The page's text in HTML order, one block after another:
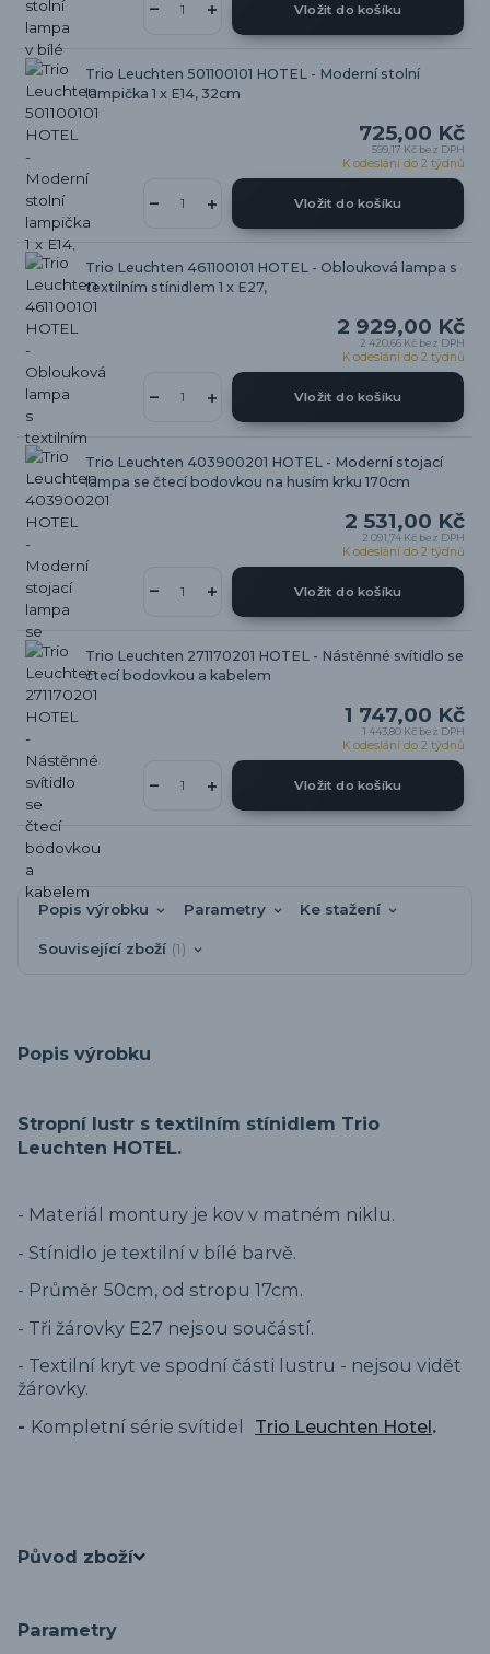
Vložit do košíku
Trio Leuchten 501100101 HOTEL - Moderní stolní
lampička 1 x E14, 32cm
725,00 Kč
599,17 Kč bez DPH
K odeslání do 2 týdnů
Vložit do košíku
Trio Leuchten 461100101 HOTEL - Oblouková lampa s
textilním stínidlem 1 x E27,
2 929,00 Kč
2 420,66 Kč bez DPH
K odeslání do 2 týdnů
Vložit do košíku
Trio Leuchten 403900201 HOTEL - Moderní stojací
lampa se čtecí bodovkou na husím krku 170cm
2 531,00 Kč
2 091,74 Kč bez DPH
K odeslání do 2 týdnů
Vložit do košíku
Trio Leuchten 271170201 HOTEL - Nástěnné svítidlo se
čtecí bodovkou a kabelem
1 747,00 Kč
1 443,80 Kč bez DPH
K odeslání do 2 týdnů
Vložit do košíku
Popis výrobku Parametry Ke stažení
Související zboží 1
Popis výrobku
Stropní lustr s textilním stínidlem Trio
Leuchten HOTEL.
- Materiál montury je kov v matném niklu.
- Stínidlo je textilní v bílé barvě.
- Průměr 50cm, od stropu 17cm.
- Tři žárovky E27 nejsou součástí.
- Textilní kryt ve spodní části lustru - nejsou vidět
žárovky.
- Kompletní série svítidel Trio Leuchten Hotel.
Původ zboží
Parametry